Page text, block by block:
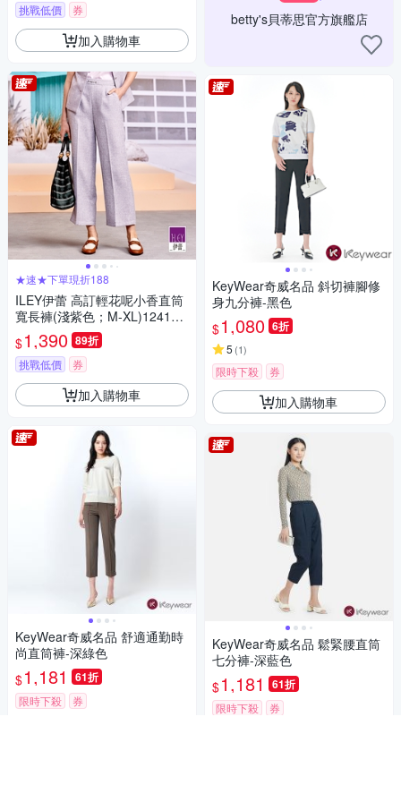
挑戰低價 券
加入購物車
★速★下單現折188
ILEY伊蕾 高訂輕花呢小香直筒
寬長褲(淺紫色；M-XL)124102
6707
$1,390 89折
挑戰低價 券
加入購物車
KeyWear奇威名品 舒適通勤時
尚直筒褲-深綠色
$1,181 61折
限時下殺 券
betty's貝蒂思官方旗艦店
KeyWear奇威名品 斜切褲腳修
身九分褲-黑色
$1,080 6折
5 (1)
限時下殺 券
加入購物車
KeyWear奇威名品 鬆緊腰直筒
七分褲-深藍色
$1,181 61折
限時下殺 券